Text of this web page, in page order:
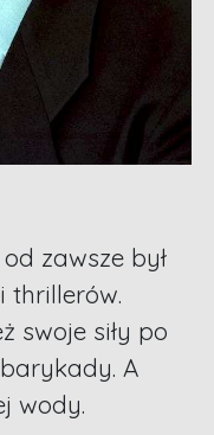
zawsze był
thrillerów.
swoje siły po
A
wody.